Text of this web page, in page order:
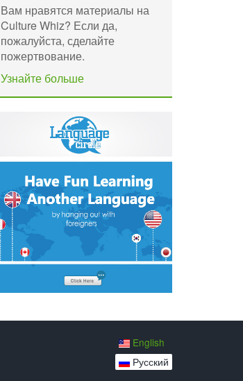
Вам нравятся материалы на
Culture Whiz? Если да,
пожалуйста, сделайте
пожертвование.
Узнайте больше
English
Русский